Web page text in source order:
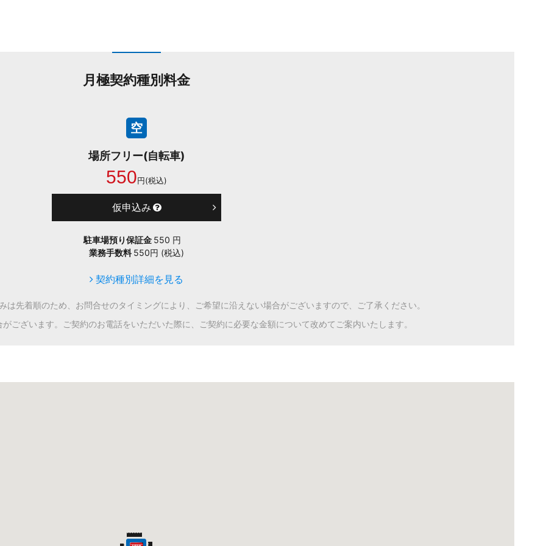
月極契約種別料金
空
場所フリー(自転車)
550円(税込)
仮申込み
駐車場預り保証金 550 円
業務手数料 550円 (税込)
契約種別詳細を見る
先着順のため、お問合せのタイミングにより、ご希望に沿えない場合がございますので、ご了承ください。
ございます。ご契約のお電話をいただいた際に、ご契約に必要な金額について改めてご案内いたします。